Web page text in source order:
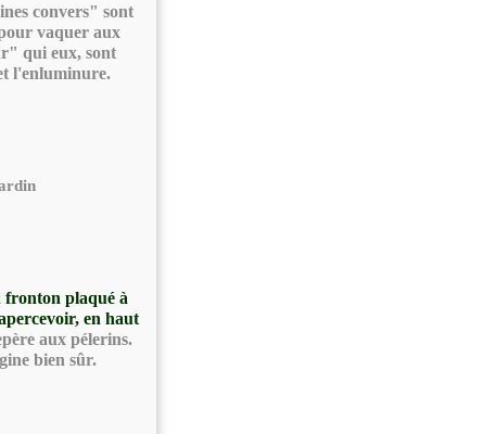
convers" sont
vaquer aux
qui eux, sont
l'enluminure.
fronton plaqué à
en haut
aux pélerins.
bien sûr.